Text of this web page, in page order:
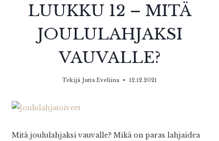
LUUKKU 12 – MITÄ
JOULULAHJAKSI
VAUVALLE?
Tekijä Jutta Eveliina 12.12.2021
Mitä joululahjaksi vauvalle? Mikä on paras lahjaidea